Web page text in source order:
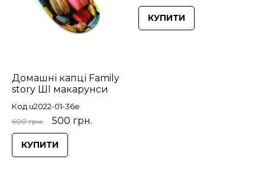
Домашні капці Family
story ШІ макарунси
Код u2022-01-36e
600 грн. 500 грн.
КУПИТИ
КУПИТИ